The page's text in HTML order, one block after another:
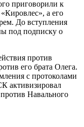
приговорили к
а его
До вступления
под подписку о
против
его брата Олега.
с протоколами
активизировал
Навального